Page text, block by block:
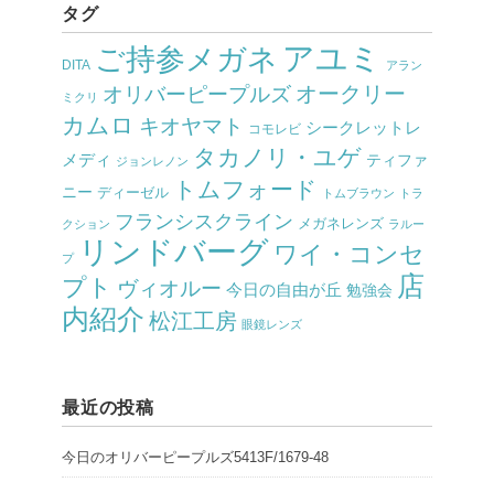
タグ
DITA ご持参メガネ アユミ アラン
ミクリ オリバーピープルズ オークリー
カムロ キオヤマト コモレビ シークレットレ
メディ
ジョンレノン タカノリ・ユゲ ティファ
ニー ディーゼル トムフォード トムブラウン トラ
クション フランシスクライン メガネレンズ ラルー
プ リンドバーグ ワイ・コンセ
プト ヴィオルー 今日の自由が丘 勉強会 店
内紹介 松江工房 眼鏡レンズ
最近の投稿
今日のオリバーピープルズ5413F/1679-48